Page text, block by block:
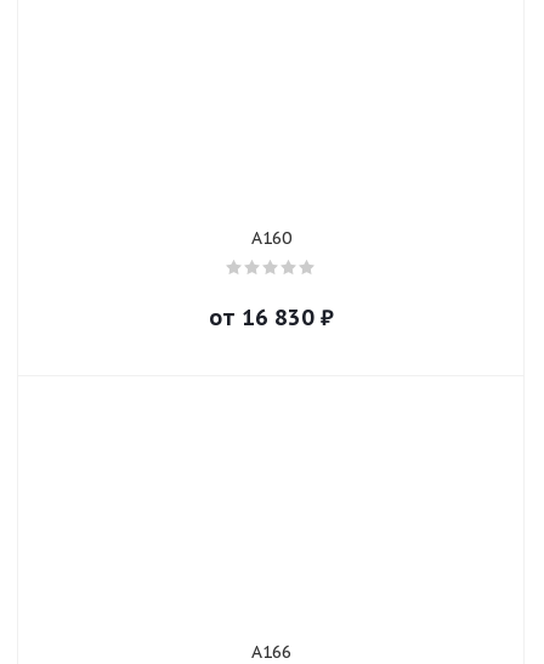
A160
от 16 830₽
A166